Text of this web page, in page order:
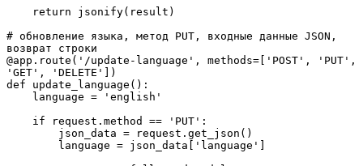
# обновление языка, метод PUT, входные данные JSON,
возврат строки
@app.route('/update-language', methods=['POST', 'PUT',
'GET', 'DELETE'])
def update_language():